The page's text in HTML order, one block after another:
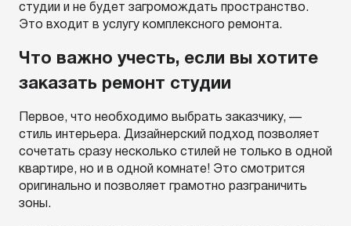
студии и не будет загромождать пространство.
Это входит в услугу комплексного ремонта.
Что важно учесть, если вы хотите
заказать ремонт студии
Первое, что необходимо выбрать заказчику, —
стиль интерьера. Дизайнерский подход позволяет
сочетать сразу несколько стилей не только в одной
квартире, но и в одной комнате! Это смотрится
оригинально и позволяет грамотно разграничить
зоны.